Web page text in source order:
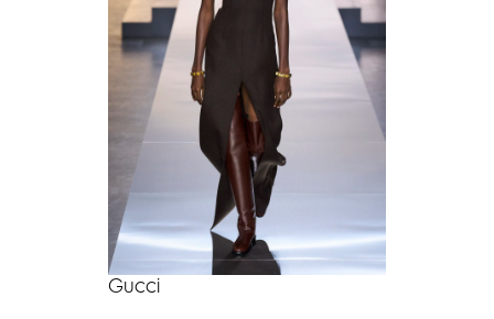
Gucci